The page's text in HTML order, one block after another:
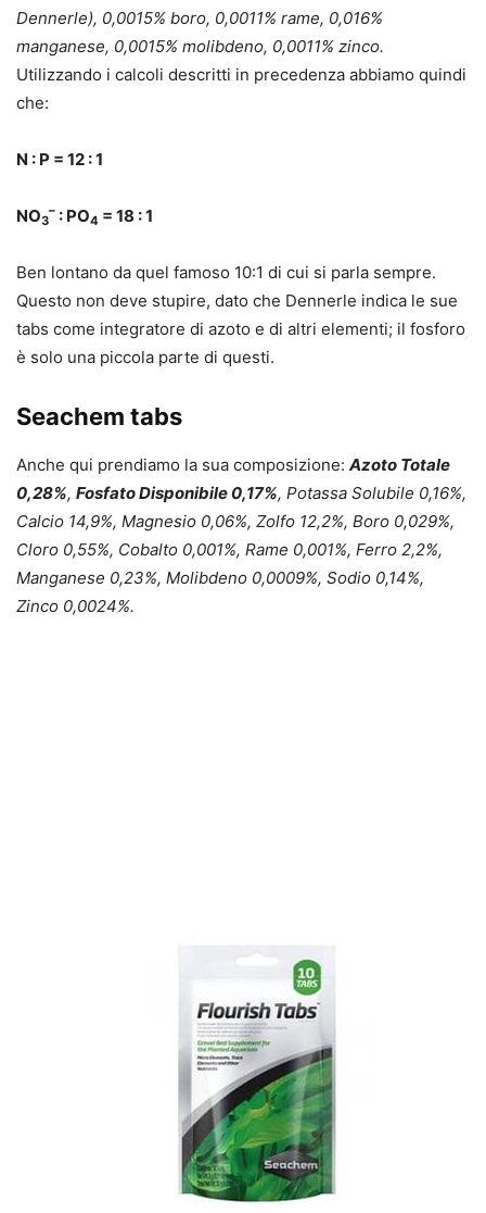
Dennerle), 0,0015% boro, 0,0011% rame, 0,016%
manganese, 0,0015% molibdeno, 0,0011% zinco.
Utilizzando i calcoli descritti in precedenza abbiamo quindi
che:
N : P = 12 : 1
NO3
– : PO4 = 18 : 1
Ben lontano da quel famoso 10:1 di cui si parla sempre.
Questo non deve stupire, dato che Dennerle indica le sue
tabs come integratore di azoto e di altri elementi; il fosforo
è solo una piccola parte di questi.
Seachem tabs
Anche qui prendiamo la sua composizione: Azoto Totale
0,28%, Fosfato Disponibile 0,17%, Potassa Solubile 0,16%,
Calcio 14,9%, Magnesio 0,06%, Zolfo 12,2%, Boro 0,029%,
Cloro 0,55%, Cobalto 0,001%, Rame 0,001%, Ferro 2,2%,
Manganese 0,23%, Molibdeno 0,0009%, Sodio 0,14%,
Zinco 0,0024%.